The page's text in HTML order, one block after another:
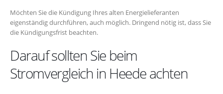
Möchten Sie die Kündigung Ihres alten Energielieferanten
eigenständig durchführen, auch möglich. Dringend nötig ist, dass Sie
die Kündigungsfrist beachten.
Darauf sollten Sie beim
Stromvergleich in Heede achten